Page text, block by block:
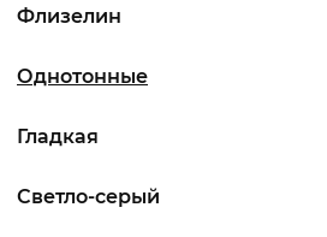
Светло-серый
Однотонные
Флизелин
Гладкая